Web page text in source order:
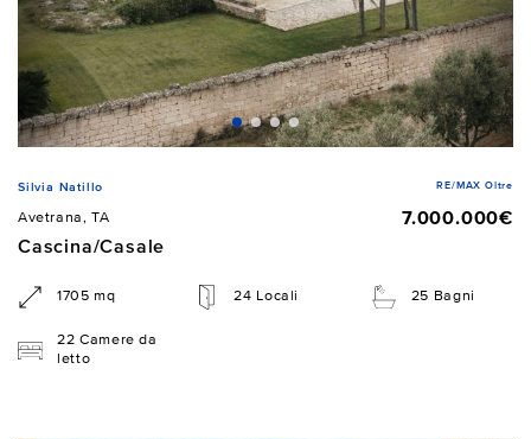
Silvia Natillo RE/MAX Oltre
Avetrana, TA
7.000.000€
Cascina/Casale
1705 mq 24 Locali 25 Bagni
22 Camere da
letto